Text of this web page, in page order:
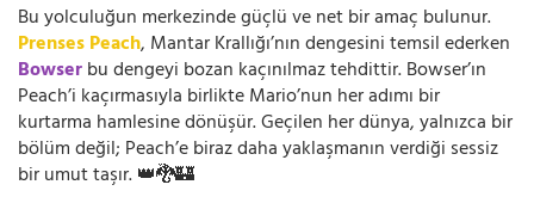
Bu yolculuğun merkezinde güçlü ve net bir amaç bulunur.
Prenses Peach, Mantar Krallığı’nın dengesini temsil ederken
Bowserbu dengeyi bozan kaçınılmaz tehdittir. Bowser’ın
Peach’i kaçırmasıyla birlikte Mario’nun her adımı bir
kurtarma hamlesine dönüşür. Geçilen her dünya, yalnızca bir
bölüm değil; Peach’e biraz daha yaklaşmanın verdiği sessiz
bir umut taşır. 👑🐉🏰